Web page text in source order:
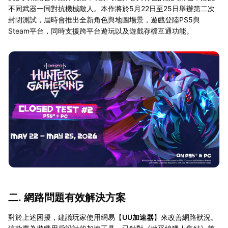
不同武器一同對抗機械敵人。本作將於5月22日至25日舉辦第二次
封閉測試，屆時會推出全新角色與地圖場景，遊戲登陸PS5與
Steam平台，同時支援跨平台遊玩以及遊戲存檔互通功能。
二. 網路問題有效解決方案
對於上述困擾，建議玩家使用網易【UU加速器】來改善網路狀況。